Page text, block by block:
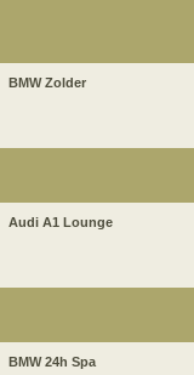
BMW Zolder
Audi A1 Lounge
BMW 24h Spa